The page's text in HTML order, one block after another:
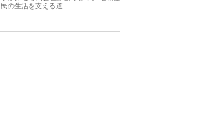
民の生活を支える道…